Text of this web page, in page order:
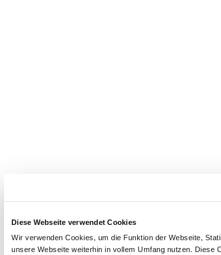
Diese Webseite verwendet Cookies
Wir verwenden Cookies, um die Funktion der Webseite,
unsere Webseite weiterhin in vollem Umfang nutzen.